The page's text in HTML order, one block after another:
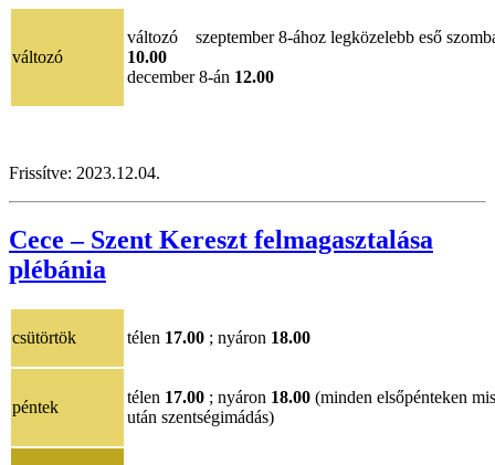
változó
változó szeptember 8-ához legközelebb eső
10.00
december 8-án 12.00
Frissítve: 2023.12.04.
Cece – Szent Kereszt felmagasztalása
plébánia
csütörtök télen 17.00 ; nyáron 18.00
péntek
télen 17.00 ; nyáron 18.00 (minden elsőpénteken
után szentségimádás)